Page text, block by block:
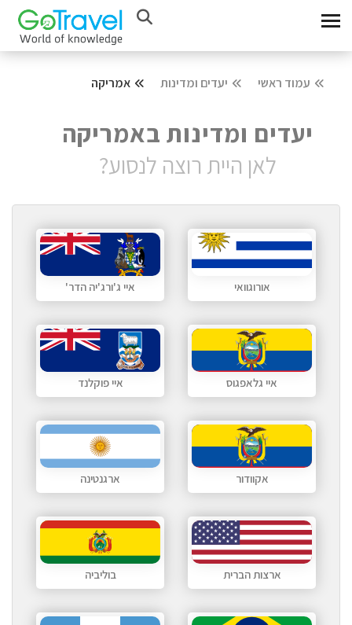
עמוד ראשי יעדים ומדינות אמריקה
יעדים ומדינות באמריקה
לאן היית רוצה לנסוע?
אורוגוואי איי ג'ורג'יה הדר'
איי גלאפגוס איי פוקלנד
אקוודור ארגנטינה
ארצות הברית בוליביה